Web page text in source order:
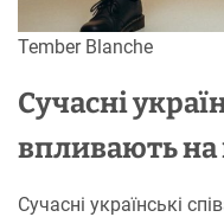
Tember Blanche
Сучасні
впливають на
Сучасні українські